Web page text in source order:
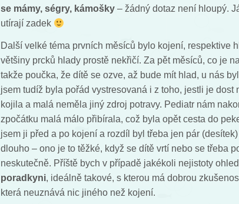
se mámy, ségry, kámošky– žádný dotaz není hloupý.
utírají zadek
Další velké téma prvních měsíců bylo kojení, respektive
většiny prcků hlady prostě nekřičí. Za pět měsíců, co je
takže poučka, že dítě se ozve, až bude mít hlad, u nás
jsem tudíž byla pořád vystresovaná i z toho, jestli je
kojila a malá neměla jiný zdroj potravy. Pediatr nám
zpočátku malá málo přibírala, což byla opět cesta do
jsem ji před a po kojení a rozdíl byl třeba jen pár
dlouho – ono je to těžké, když se dítě vrtí nebo se třeba
neskutečně. Příště bych v případě jakékoli nejistoty
poradkyni, ideálně takové, s kterou má dobrou
která neuznává nic jiného než kojení.